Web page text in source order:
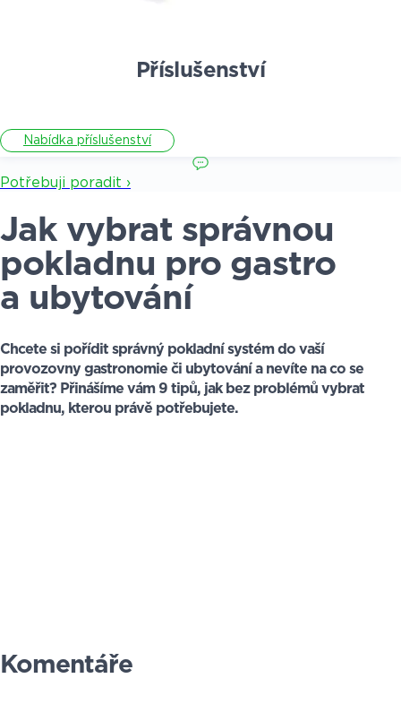
Příslušenství
Nabídka příslušenství
Potřebuji poradit ›
Jak vybrat správnou
pokladnu pro gastro
a ubytování
Chcete si pořídit správný pokladní systém do vaší
provozovny gastronomie či ubytování a nevíte na co se
zaměřit? Přinášíme vám 9 tipů, jak bez problémů vybrat
pokladnu, kterou právě potřebujete.
Komentáře